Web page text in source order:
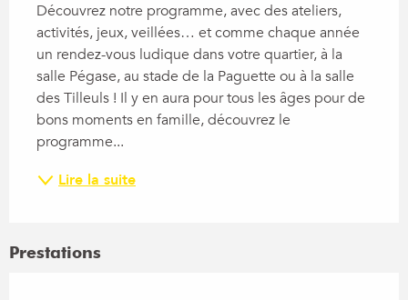
Découvrez notre programme, avec des ateliers,
activités, jeux, veillées… et comme chaque année
un rendez-vous ludique dans votre quartier, à la
salle Pégase, au stade de la Paguette ou à la salle
des Tilleuls ! Il y en aura pour tous les âges pour de
bons moments en famille, découvrez le
programme...
Lire la suite
Prestations